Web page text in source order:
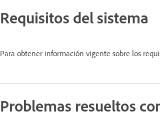
Requisitos del sistema
Para obtener información vigente sobre los
Problemas resueltos